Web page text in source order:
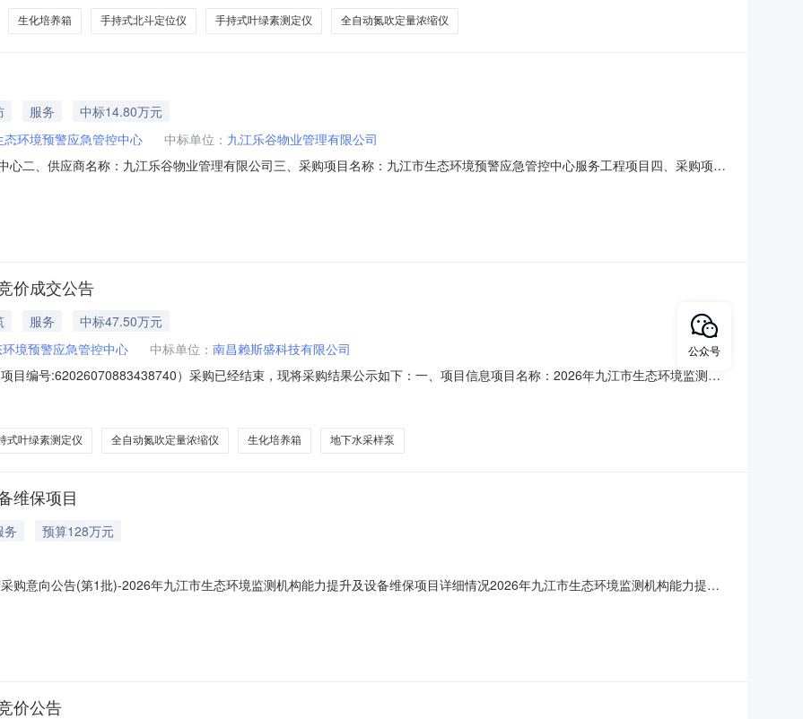
生化培养箱 手持式北斗定位仪 手持式叶绿素测定仪 全自动氮吹定量浓缩仪
服务
中标14.80万元
态环境预警应急管控中心 中标单位： 九江乐谷物业管理有限公司
心二、供应商名称：九江乐谷物业管理有限公司三、采购项目名称：九江市生态环境预警应急管控中心服务工程项目四、采购项目
方式1、采购人名称：九江市生态环境预警应急管控中心联系人：赵淼联系电话：1518061****传真：地址
价成交公告
服务
中标47.50万元
境预警应急管控中心 中标单位： 南昌赖斯盛科技有限公司
目编号:62026070883438740）采购已经结束，现将采购结果公示如下：一、项目信息项目名称：2026年九江市生态环境监测机
位信息采购单位名称：九江市生态环境预警应急管控中心采购单位地址：江西省九江市九
式叶绿素测定仪 全自动氮吹定量浓缩仪 生化培养箱 地下水采样泵
维保项目
务
预算128万元
购意向公告(第1批)-2026年九江市生态环境监测机构能力提升及设备维保项目详细情况2026年九江市生态环境监测机构能力提升
额：128.000000万元(人民币)采购品目：采购需求概况：采购内容:2026年九江市生态环境监测机构能力提升及设备维保项目采
价公告
公众号